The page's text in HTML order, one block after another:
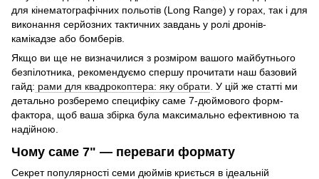
для кінематографічних польотів (Long Range) у горах, так і для
виконання серйозних тактичних завдань у ролі дронів-
камікадзе або бомберів.
Якщо ви ще не визначилися з розміром вашого майбутнього
безпілотника, рекомендуємо спершу прочитати наш базовий
гайд: рами для квадрокоптера: яку обрати. У цій же статті ми
детально розберемо специфіку саме 7-дюймового форм-
фактора, щоб ваша збірка була максимально ефективною та
надійною.
Чому саме 7" — переваги формату
Секрет популярності семи дюймів криється в ідеальній